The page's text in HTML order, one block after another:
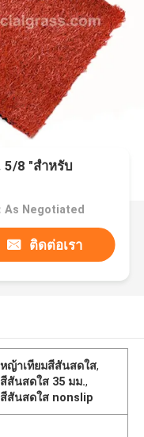
8 "สำหรับ
As Negotiated
ติดต่อเรา
ญ้าเทียมสีสันสดใส,
สันสดใส 35 มม.,
สันสดใส nonslip